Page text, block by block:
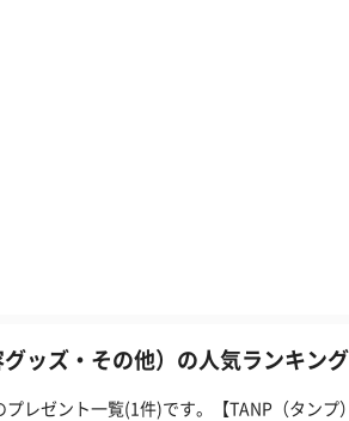
ッズ・その他）の人気ランキン
レゼント一覧(1件)です。【TANP（タンプ